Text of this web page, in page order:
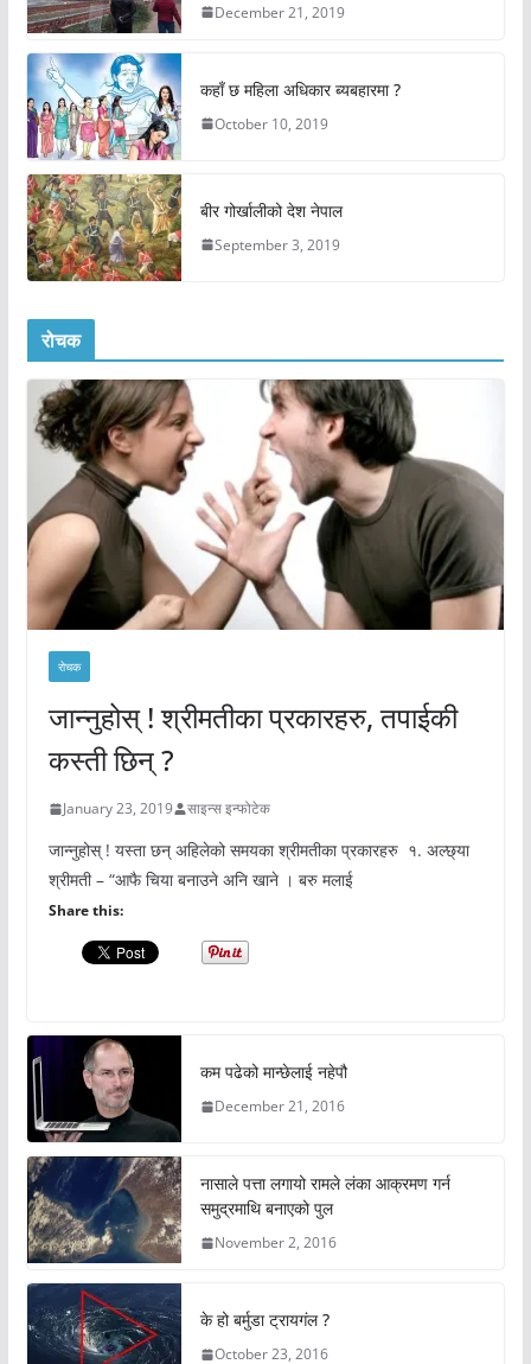
December 21, 2019
कहाँ छ महिला अधिकार ब्यबहारमा ?
October 10, 2019
बीर गोर्खालीको देश नेपाल
September 3, 2019
रोचक
रोचक
जान्नुहोस् ! श्रीमतीका प्रकारहरु, तपाईकी
कस्ती छिन् ?
January 23, 2019 साइन्स इन्फोटेक
जान्नुहोस् ! यस्ता छन् अहिलेको समयका श्रीमतीका प्रकारहरु १. अल्छ्या
श्रीमती – “आफै चिया बनाउने अनि खाने । बरु मलाई
Share this:
कम पढेको मान्छेलाई नहेपौ
December 21, 2016
नासाले पत्ता लगायो रामले लंका आक्रमण गर्न
समुद्रमाथि बनाएको पुल
November 2, 2016
के हो बर्मुडा ट्रायगंल ?
October 23, 2016